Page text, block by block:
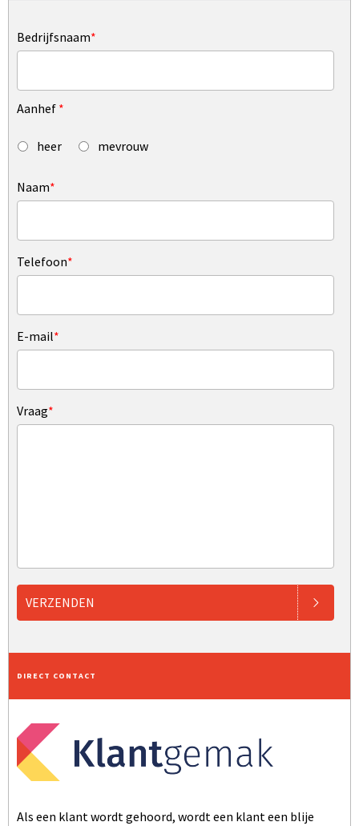
Bedrijfsnaam*
Aanhef *
heer mevrouw
Naam*
Telefoon*
E-mail*
Vraag*
VERZENDEN
DIRECT CONTACT
Als een klant wordt gehoord, wordt een klant een blije